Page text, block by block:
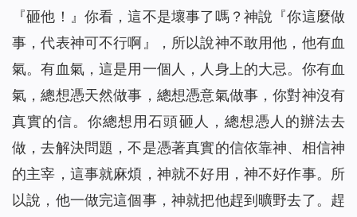
『砸他！』你看，這不是壞事了嗎？神說『你這麼做
事，代表神可不行啊』，所以說神不敢用他，他有血
氣。有血氣，這是用一個人，人身上的大忌。你有血
氣，總想憑天然做事，總想憑意氣做事，你對神沒有
真實的信。你總想用石頭砸人，總想憑人的辦法去
做，去解決問題，不是憑著真實的信依靠神、相信神
的主宰，這事就麻煩，神就不好用，神不好作事。所
以說，他一做完這個事，神就把他趕到曠野去了。趕